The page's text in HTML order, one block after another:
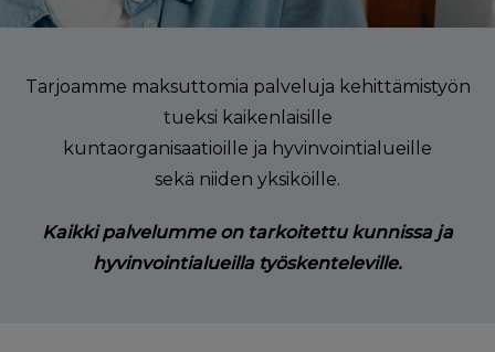
Tarjoamme maksuttomia palveluja kehittämistyön
tueksi kaikenlaisille
kuntaorganisaatioille ja hyvinvointialueille
sekä niiden yksiköille.
Kaikki palvelumme on tarkoitettu kunnissa ja
hyvinvointialueilla työskenteleville.